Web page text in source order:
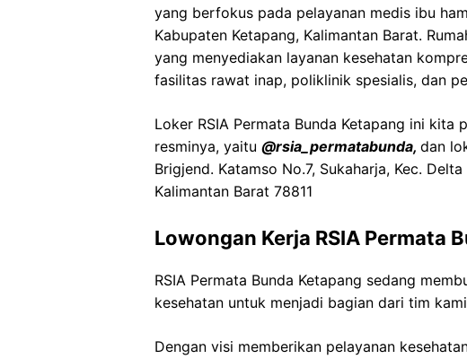
yang berfokus pada pelayanan medis ibu
Kabupaten Ketapang, Kalimantan Barat.
yang menyediakan layanan kesehatan
fasilitas rawat inap, poliklinik spesialis, dan
Loker RSIA Permata Bunda Ketapang ini kita
resminya, yaitu @rsia_permatabunda, dan
Brigjend. Katamso No.7, Sukaharja, Kec. Delta
Kalimantan Barat 78811
Lowongan Kerja RSIA Permata
RSIA Permata Bunda Ketapang sedang
kesehatan untuk menjadi bagian dari tim
Dengan visi memberikan pelayanan